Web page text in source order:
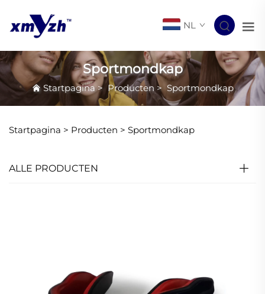
NL
Sportmondkap
Startpagina> Producten> Sportmondkap
Startpagina > Producten > Sportmondkap
ALLE PRODUCTEN